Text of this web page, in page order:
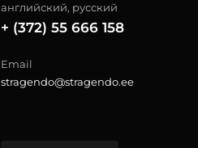
английский, русский
+ (372) 55 666 158
Email
stragendo@stragendo.ee